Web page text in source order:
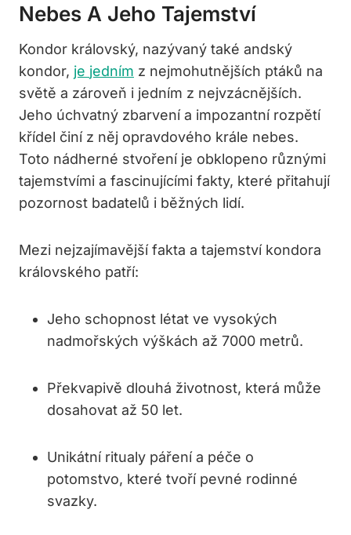
Nebes A Jeho Tajemství
Kondor královský, nazývaný také andský
kondor, je jedním z nejmohutnějších ptáků na
světě a zároveň i jedním z nejvzácnějších.
Jeho úchvatný zbarvení a impozantní rozpětí
křídel činí z něj opravdového krále nebes.
Toto nádherné stvoření je obklopeno různými
tajemstvími a fascinujícími fakty, které přitahují
pozornost badatelů i běžných lidí.
Mezi nejzajímavější fakta a tajemství kondora
královského patří:
Jeho schopnost létat ve vysokých
nadmořských výškách až 7000 metrů.
Překvapivě dlouhá životnost, která může
dosahovat až 50 let.
Unikátní ritualy páření a péče o
potomstvo, které tvoří pevné rodinné
svazky.